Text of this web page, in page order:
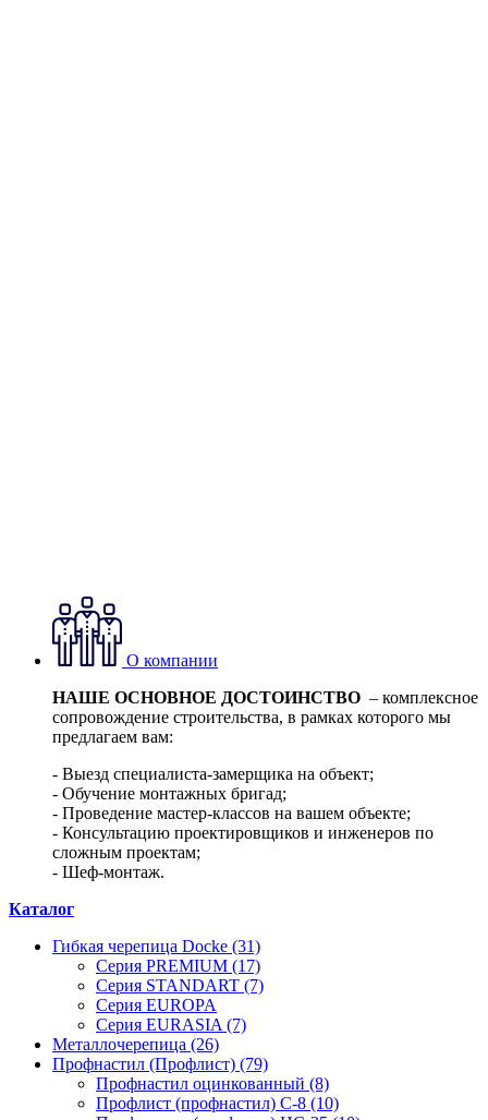
О компании
НАШЕ ОСНОВНОЕ ДОСТОИНСТВО – комплексное
сопровождение строительства, в рамках которого мы
предлагаем вам:
- Выезд специалиста-замерщика на объект;
- Обучение монтажных бригад;
- Проведение мастер-классов на вашем объекте;
- Консультацию проектировщиков и инженеров по
сложным проектам;
- Шеф-монтаж.
Каталог
Гибкая черепица Docke (31)
Серия PREMIUM (17)
Серия STANDART (7)
Серия EUROPA
Серия EURASIA (7)
Металлочерепица (26)
Профнастил (Профлист) (79)
Профнастил оцинкованный (8)
Профлист (профнастил) С-8 (10)